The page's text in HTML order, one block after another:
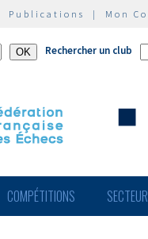
Publications | Mon
Rechercher un club
COMPÉTITIONS